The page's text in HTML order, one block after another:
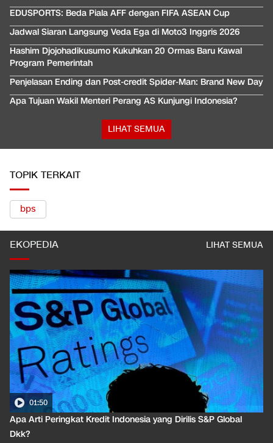
EDUSPORTS: Beda Piala AFF dengan FIFA ASEAN Cup
Jadwal Siaran Langsung Veda Ega di Moto3 Inggris 2026
Hashim Djojohadikusumo Kukuhkan 20 Ormas Baru Kawal
Program Pemerintah
Penjelasan Ending dan Post-credit Spider-Man: Brand New Day
Apa Tujuan Wakil Menteri Perang AS Kunjungi Indonesia?
LIHAT SEMUA
TOPIK TERKAIT
bps
EKOPEDIA LIHAT SEMUA
01:50
Apa Arti Peringkat Kredit Indonesia yang Dirilis S&P Global
Dkk?